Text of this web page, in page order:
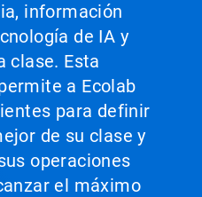
información
de IA y
clase. Esta
a Ecolab
para definir
de su clase y
operaciones
el máximo